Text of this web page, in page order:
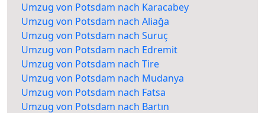
Umzug von Potsdam nach Karacabey
Umzug von Potsdam nach Aliağa
Umzug von Potsdam nach Suruç
Umzug von Potsdam nach Edremit
Umzug von Potsdam nach Tire
Umzug von Potsdam nach Mudanya
Umzug von Potsdam nach Fatsa
Umzug von Potsdam nach Bartın